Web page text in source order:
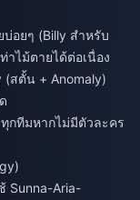
อยๆ (Billy สำหรับ
ไม้ตายได้ต่อเนื่อง
สตั้น + Anomaly)
กทีมหากไม่มีตัวละคร
Sunna-Aria-